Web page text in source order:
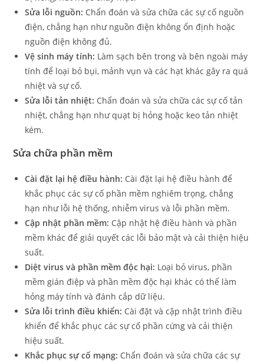
Sửa lỗi nguồn: Chẩn đoán và sửa chữa các sự cố nguồn
điện, chẳng hạn như nguồn điện không ổn định hoặc
nguồn điện không đủ.
Vệ sinh máy tính: Làm sạch bên trong và bên ngoài máy
tính để loại bỏ bụi, mảnh vụn và các hạt khác gây ra quá
nhiệt và sự cố.
Sửa lỗi tản nhiệt: Chẩn đoán và sửa chữa các sự cố tản
nhiệt, chẳng hạn như quạt bị hỏng hoặc keo tản nhiệt
kém.
Sửa chữa phần mềm
Cài đặt lại hệ điều hành: Cài đặt lại hệ điều hành để
khắc phục các sự cố phần mềm nghiêm trọng, chẳng
hạn như lỗi hệ thống, nhiễm virus và lỗi phần mềm.
Cập nhật phần mềm: Cập nhật hệ điều hành và phần
mềm khác để giải quyết các lỗi bảo mật và cải thiện hiệu
suất.
Diệt virus và phần mềm độc hại: Loại bỏ virus, phần
mềm gián điệp và phần mềm độc hại khác có thể làm
hỏng máy tính và đánh cắp dữ liệu.
Sửa lỗi trình điều khiển: Cài đặt và cập nhật trình điều
khiển để khắc phục các sự cố phần cứng và cải thiện
hiệu suất.
Khắc phục sự cố mạng: Chẩn đoán và sửa chữa các sự